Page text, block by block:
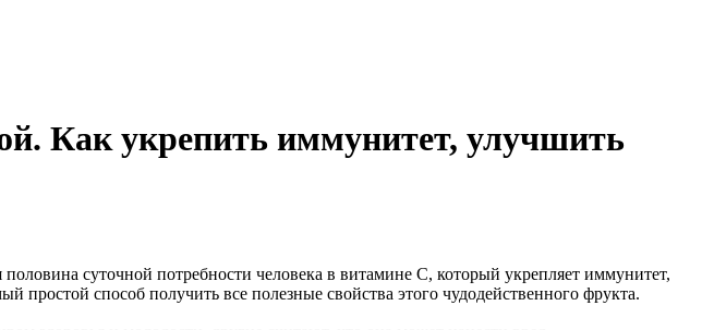
Как укрепить иммунитет, улучшить
суточной потребности человека в витамине С, который укрепляет иммунитет,
способ получить все полезные свойства этого чудодейственного фрукта.